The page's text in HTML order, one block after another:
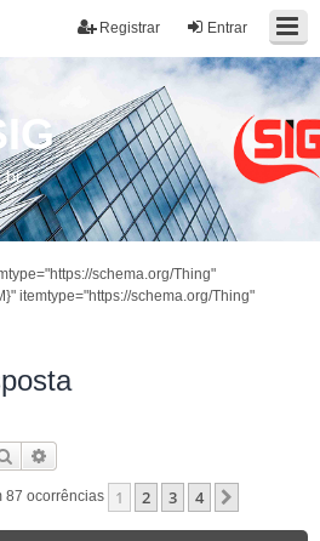
Entrar
Registrar
schema.org/Thing"
itemtype="https://schema.org/Thing"
Pesquisar
87 ocorrências 1 2 3 4